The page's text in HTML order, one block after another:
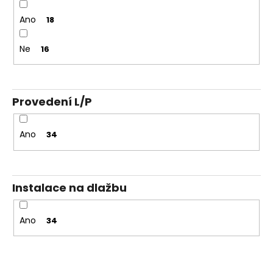
Ano 18
Ne 16
Provedení L/P
Ano 34
Instalace na dlažbu
Ano 34